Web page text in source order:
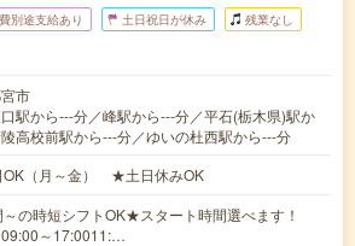
別途支給あり 土日祝日が休み 残業なし
市
駅から---分／峰駅から---分／平石(栃木県)駅か
高校前駅から---分／ゆいの杜西駅から---分
OK（月～金） ★土日休みOK
の時短シフトOK★スタート時間選べます！
～17:0011:…